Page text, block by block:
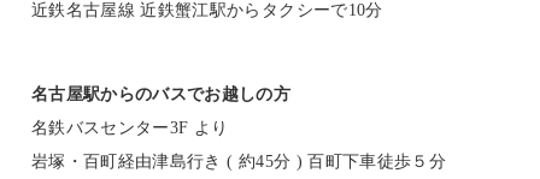
近鉄名古屋線 近鉄蟹江駅からタクシーで10分
名古屋駅からのバスでお越しの方
名鉄バスセンター3F より
岩塚・百町経由津島行き ( 約45分 ) 百町下車徒歩５分